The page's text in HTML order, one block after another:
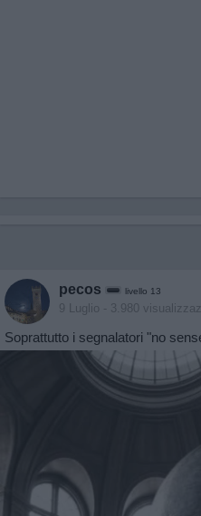
pecos livello 13
9 Luglio - 3.980
Soprattutto i segnalatori "no